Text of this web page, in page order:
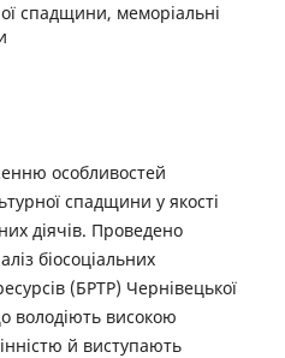
спадщини, меморіальні
особливостей
спадщини у якості
діячів. Проведено
біосоціальних
(БРТР) Чернівецької
володіють високою
й виступають